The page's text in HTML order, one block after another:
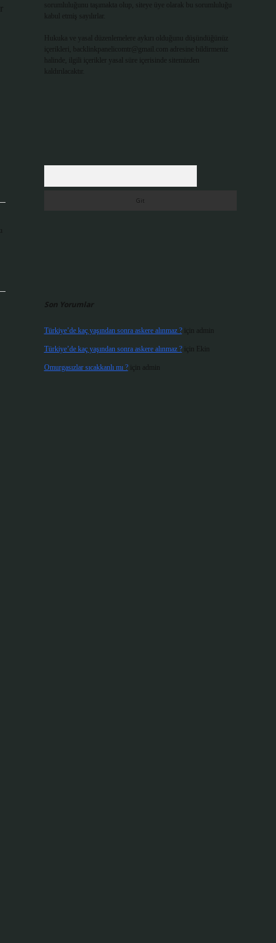
sorumluluğunu taşımakta olup, siteye üye olarak bu sorumluluğu
kabul etmiş sayılırlar.
Hukuka ve yasal düzenlemelere aykırı olduğunu düşündüğünüz
içerikleri,
backlinkpanelicomtr@gmail.com
adresine bildirmeniz
halinde, ilgili içerikler yasal süre içerisinde sitemizden
kaldırılacaktır.
Son Yorumlar
Türkiye’de kaç yaşından sonra askere alınmaz ?için admin
Türkiye’de kaç yaşından sonra askere alınmaz ?için Ekin
Omurgasızlar sıcakkanlı mı ?için admin